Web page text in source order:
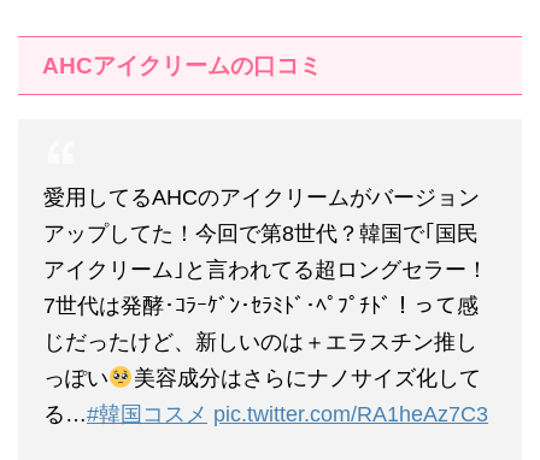
AHCアイクリームの口コミ
愛用してるAHCのアイクリームがバージョン
アップしてた！今回で第8世代？韓国で｢国民
アイクリーム｣と言われてる超ロングセラー！
7世代は発酵･ｺﾗｰｹﾞﾝ･ｾﾗﾐﾄﾞ･ﾍﾟﾌﾟﾁﾄﾞ！って感
じだったけど、新しいのは＋エラスチン推し
っぽい
美容成分はさらにナノサイズ化して
る…#韓国コスメ pic.twitter.com/RA1heAz7C3